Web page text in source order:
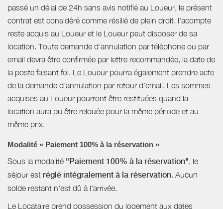
passé un délai de 24h sans avis notifié au Loueur, le présent
contrat est considéré comme résilié de plein droit, l'acompte
reste acquis au Loueur et le Loueur peut disposer de sa
location. Toute demande d'annulation par téléphone ou par
email devra être confirmée par lettre recommandée, la date de
la poste faisant foi. Le Loueur pourra également prendre acte
de la demande d'annulation par retour d'email. Les sommes
acquises au Loueur pourront être restituées quand la
location aura pu être relouée pour la même période et au
même prix.
Modalité « Paiement 100% à la réservation »
Sous la modalité "Paiement 100% à la réservation", le
séjour est réglé intégralement à la réservation. Aucun
solde restant n'est dû à l'arrivée.
Le Locataire prend possession du logement aux dates